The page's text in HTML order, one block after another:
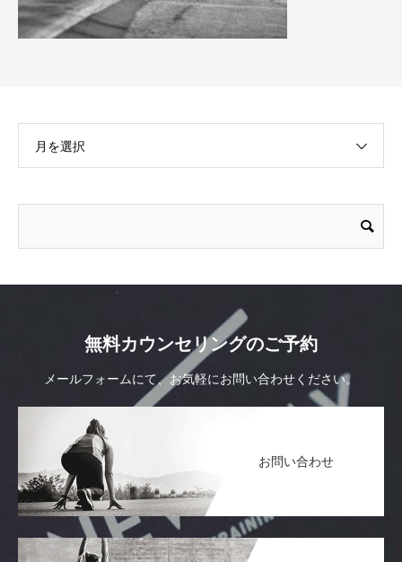
月を選択
無料カウンセリングのご予約
メールフォームにて、お気軽にお問い合わせください。
お問い合わせ